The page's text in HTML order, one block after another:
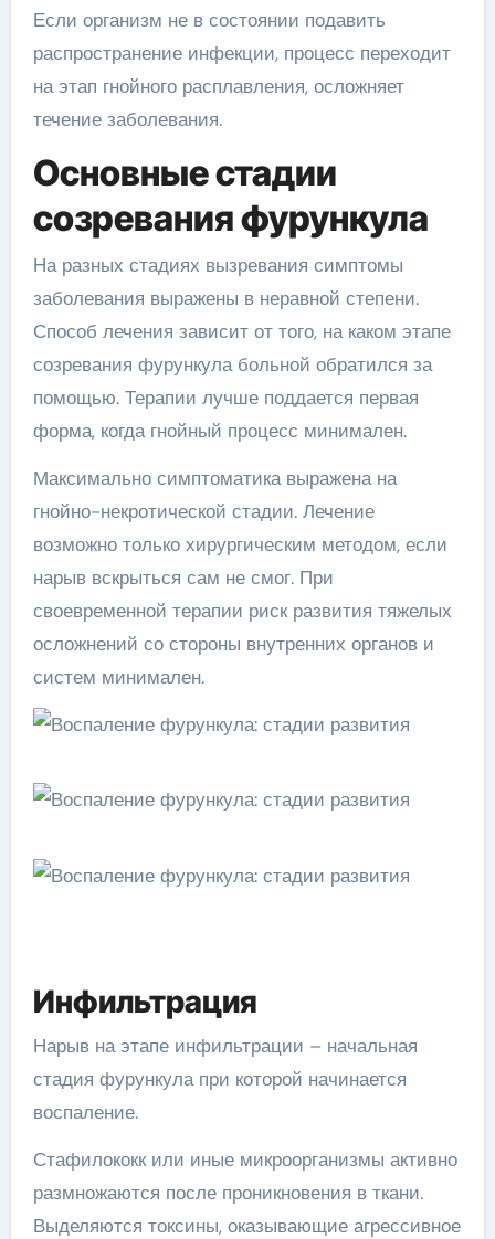
Если организм не в состоянии подавить
распространение инфекции, процесс переходит
на этап гнойного расплавления, осложняет
течение заболевания.
Основные стадии
созревания фурункула
На разных стадиях вызревания симптомы
заболевания выражены в неравной степени.
Способ лечения зависит от того, на каком этапе
созревания фурункула больной обратился за
помощью. Терапии лучше поддается первая
форма, когда гнойный процесс минимален.
Максимально симптоматика выражена на
гнойно-некротической стадии. Лечение
возможно только хирургическим методом, если
нарыв вскрыться сам не смог. При
своевременной терапии риск развития тяжелых
осложнений со стороны внутренних органов и
систем минимален.
Инфильтрация
Нарыв на этапе инфильтрации – начальная
стадия фурункула при которой начинается
воспаление.
Стафилококк или иные микроорганизмы активно
размножаются после проникновения в ткани.
Выделяются токсины, оказывающие агрессивное